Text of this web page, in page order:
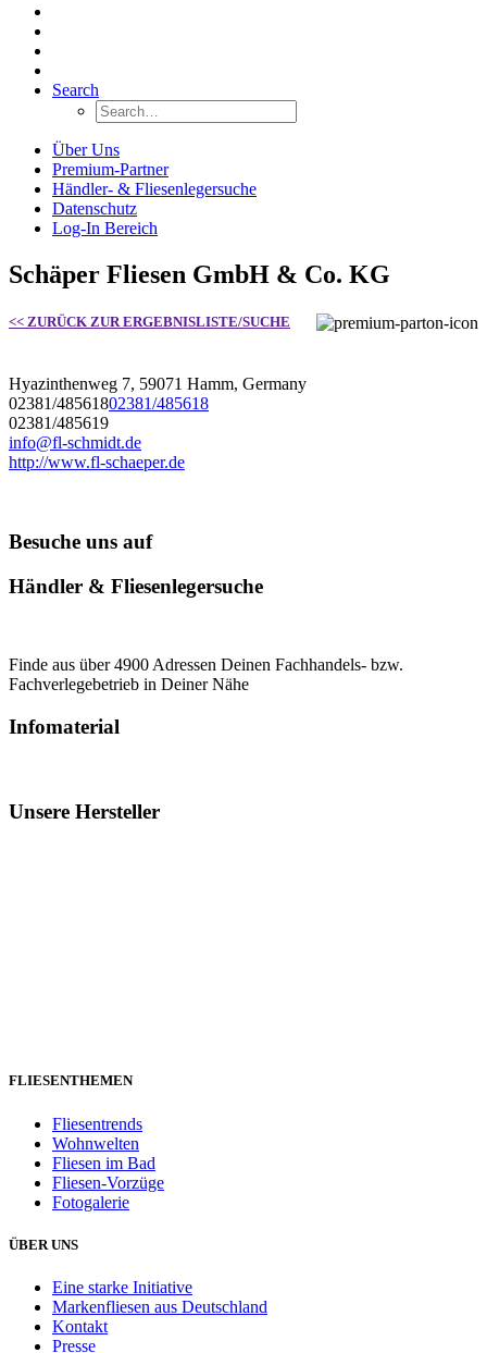
Search
Über Uns
Premium-Partner
Händler- & Fliesenlegersuche
Datenschutz
Log-In Bereich
Schäper Fliesen GmbH & Co. KG
<< ZURÜCK ZUR ERGEBNISLISTE/SUCHE
Hyazinthenweg 7, 59071 Hamm, Germany
02381/48561802381/485618
02381/485619
info@fl-schmidt.de
http://www.fl-schaeper.de
Besuche uns auf
Händler & Fliesenlegersuche
Finde aus über 4900 Adressen Deinen Fachhandels- bzw.
Fachverlegebetrieb in Deiner Nähe
Infomaterial
Unsere Hersteller
FLIESENTHEMEN
Fliesentrends
Wohnwelten
Fliesen im Bad
Fliesen-Vorzüge
Fotogalerie
ÜBER UNS
Eine starke Initiative
Markenfliesen aus Deutschland
Kontakt
Presse